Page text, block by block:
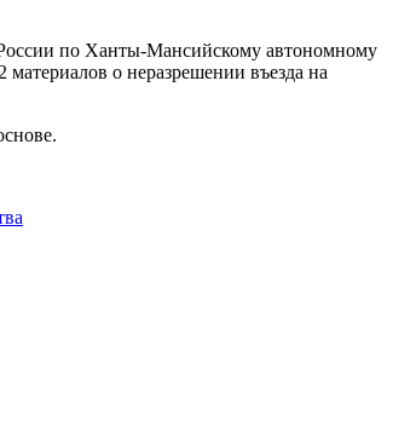
по Ханты-Мансийскому автономному
о неразрешении въезда на